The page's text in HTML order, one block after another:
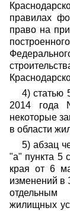
правилах
право на
4) статью
2014 года
некоторые
в области
5) абзац
"а" пункта 5
края от 6
изменений в
жилищных